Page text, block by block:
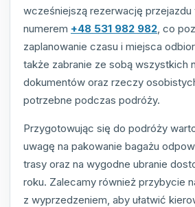
wcześniejszą rezerwację
numerem +48 531 982 982 , co
zaplanowanie czasu i miejsca
także zabranie ze sobą wszystkich
dokumentów oraz rzeczy
potrzebne podczas podróży.
Przygotowując się do podróży
uwagę na pakowanie bagażu
trasy oraz na wygodne ubranie
roku. Zalecamy również przybycie
z wyprzedzeniem, aby ułatwić